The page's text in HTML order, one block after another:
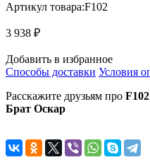
Артикул товара:F102
3 938 ₽
Добавить в избранное
Способы доставки Условия
Расскажите друзьям про
Брат Оскар